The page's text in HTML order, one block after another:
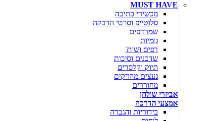
MUST HAVE
מכשירי כתיבה
סלוטייפ וסרטי הדבקה
שמרדפים
גומיות
דפים ושות'
שדכנים וסיכות
תיוק וקלסרים
נעצים מהדקים
מחוררים
אביזרי שולחן
אמצעי הדרכה
בידוריות והגברה